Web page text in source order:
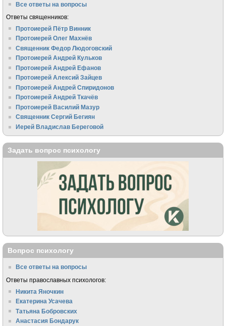
Все ответы на вопросы
Ответы священников:
Протоиерей Пётр Винник
Протоиерей Олег Махнёв
Священник Федор Людоговский
Протоиерей Андрей Кульков
Протоиерей Андрей Ефанов
Протоиерей Алексий Зайцев
Протоиерей Андрей Спиридонов
Протоиерей Андрей Ткачёв
Протоиерей Василий Мазур
Священник Сергий Бегиян
Иерей Владислав Береговой
Задать вопрос психологу
Вопрос психологу
Все ответы на вопросы
Ответы православных психологов:
Никита Яночкин
Екатерина Усачева
Татьяна Бобровских
Анастасия Бондарук